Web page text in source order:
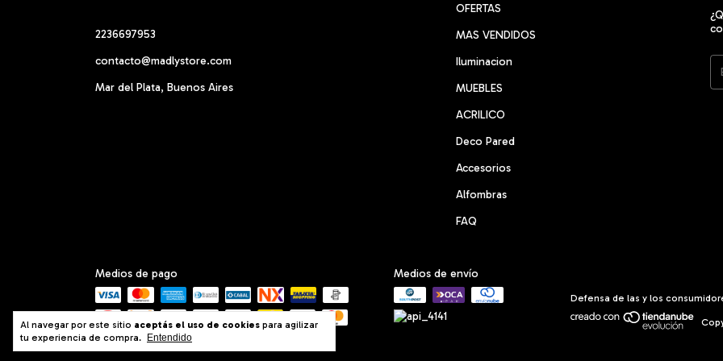
Al navegar por este sitio aceptás el uso de cookies para agilizar
tu experiencia de compra.
Entendido
2236697953
contacto@madlystore.com
Mar del Plata, Buenos Aires
OFERTAS
MAS VENDIDOS
Iluminacion
MUEBLES
ACRILICO
Deco Pared
Accesorios
Alfombras
FAQ
Medios de pago Medios de envío
Defensa de las y los